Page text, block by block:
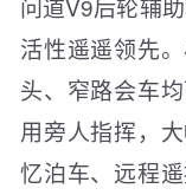
活性遥遥领先
头、窄路会车
用旁人指挥，
忆泊车、远程